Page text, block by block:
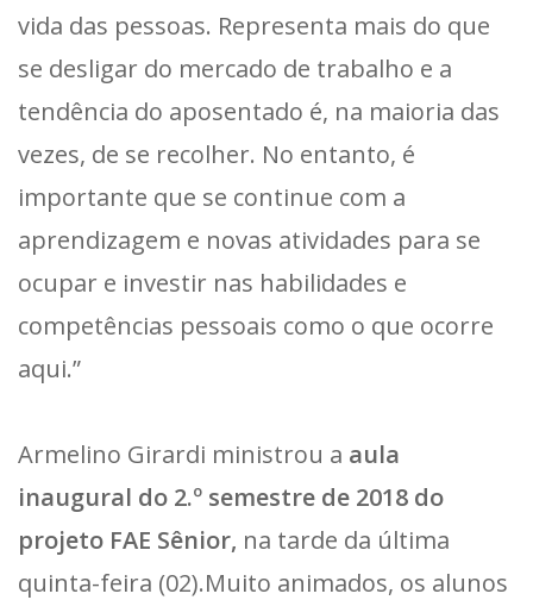
vida das pessoas. Representa mais do que
se desligar do mercado de trabalho e a
tendência do aposentado é, na maioria das
vezes, de se recolher. No entanto, é
importante que se continue com a
aprendizagem e novas atividades para se
ocupar e investir nas habilidades e
competências pessoais como o que ocorre
aqui.”
Armelino Girardi ministrou a aula
inaugural do 2.º semestre de 2018 do
projeto FAE Sênior, na tarde da última
quinta-feira (02).Muito animados, os alunos